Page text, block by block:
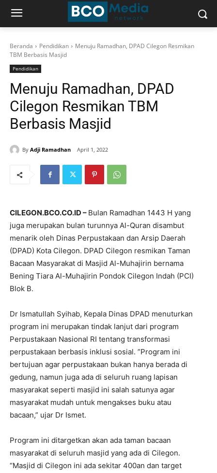
Beranda Pendidikan
Menuju Ramadhan, DPAD Cilegon Resmikan
TBM Berbasis Masjid
Pendidikan
Menuju Ramadhan, DPAD
Cilegon Resmikan TBM
Berbasis Masjid
By Adji Ramadhan April 1, 2022
CILEGON.BCO.CO.ID – Bulan Ramadhan 1443 H yang
juga merupakan bulan turunnya Al-Quran disambut
menarik oleh Dinas Perpustakaan dan Arsip Daerah
(DPAD) Kota Cilegon. DPAD Cilegon resmikan Taman
Bacaan Masyarakat di Masjid Al-Muhajirin bernama
Bening Tiara Al-Muhajirin Pondok Cilegon Indah (PCI)
Blok B.
Dr Ismatullah Syihab, Kepala Dinas DPAD menuturkan
program ini merupakan tindak lanjut dari program
Perpustakaan Nasional RI tentang transformasi
perpustakaan berbasis inklusi sosial. ”Program ini
bertujuan agar perpustakaan bukan hanya berada di
gedung, namun juga ada di seluruh ruang lapisan
masyarakat seperti masjid ini salah satunya agar
masyarakat mudah untuk mengakses buku atau
bacaan,” ujar Dr Ismet.
Program ini ditargetkan akan ada taman bacaan
masyarakat di seluruh masjid yang ada di Cilegon.
“Masjid di Cilegon ini ada sekitar 400an dan target